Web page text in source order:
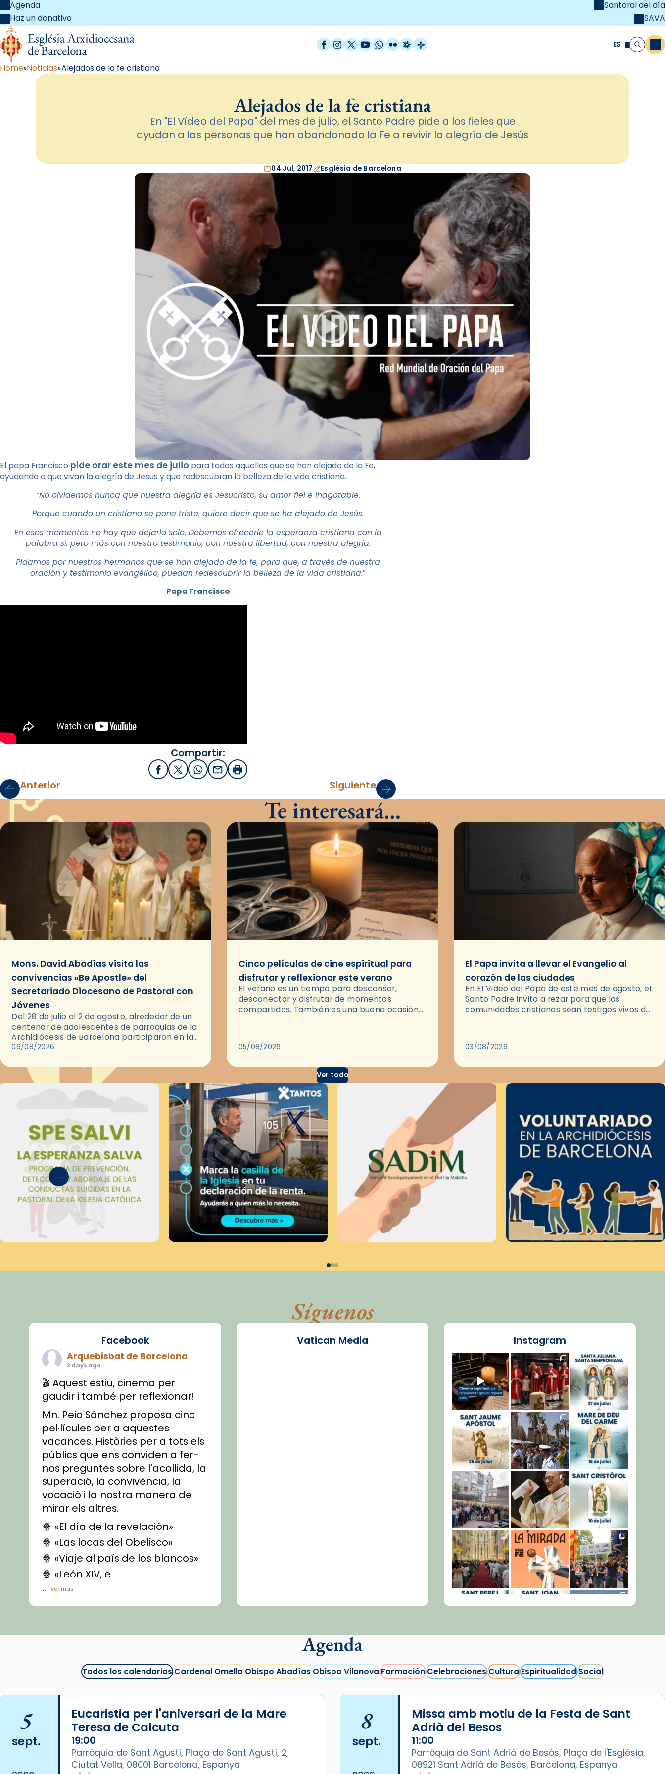
Agenda
Haz un donativo
Santoral del día
SAVA
Facebook
Instagram
X / Twitter
YouTube
WhatsApp
FlickrRadio Estel
Catalunya Cristiana ES Buscar
Home Noticias Alejados de la fe cristiana
Alejados de la fe cristiana
En "El Vídeo del Papa" del mes de julio, el Santo Padre pide a los fieles que
ayudan a las personas que han abandonado la Fe a revivir la alegría de Jesús
04 Jul, 2017 Església de Barcelona
El papa Francisco pide orar este mes de julio para todos aquellos que se han alejado de la Fe,
ayudando a que vivan la alegría de Jesus y que redescubran la belleza de la vida cristiana.
“No olvidemos nunca que nuestra alegría es Jesucristo, su amor fiel e inagotable.
Porque cuando un cristiano se pone triste, quiere decir que se ha alejado de Jesús.
En esos momentos no hay que dejarlo solo. Debemos ofrecerle la esperanza cristiana con la
palabra si, pero más con nuestro testimonio, con nuestra libertad, con nuestra alegría.
Pidamos por nuestros hermanos que se han alejado de la fe, para que, a través de nuestra
oración y testimonio evangélico, puedan redescubrir la belleza de la vida cristiana.”
Papa Francisco
Compartir:
FacebookX / Twitter
WhatsApp
EmailImprimir
Anterior Siguiente
Te interesará…
Mons. David Abadías visita las
convivencias «Be Apostle» del
Secretariado Diocesano de Pastoral con
Jóvenes
Del 28 de julio al 2 de agosto, alrededor de un
centenar de adolescentes de parroquias de la
Archidiócesis de Barcelona participaron en las
convivencias Be Apostle, organizadas por el
06/08/2026
Cinco películas de cine espiritual para
disfrutar y reflexionar este verano
El verano es un tiempo para descansar,
desconectar y disfrutar de momentos
compartidos. También es una buena ocasión
05/08/2026
El Papa invita a llevar el Evangelio al
corazón de las ciudades
En El Video del Papa de este mes de agosto, el
Santo Padre invita a rezar para que las
comunidades cristianas sean testigos vivos del
03/08/2026
Ver todo
Síguenos
Facebook
Arquebisbat de Barcelona
2 days ago
🎬 Aquest estiu, cinema per
gaudir i també per reflexionar!
Mn. Peio Sánchez proposa cinc
pel·lícules per a aquestes
vacances. Històries per a tots els
públics que ens conviden a fer-
nos preguntes sobre l'acollida, la
superació, la convivència, la
vocació i la nostra manera de
mirar els altres.
🍿 «El día de la revelación»
🍿 «Las locas del Obelisco»
🍿 «Viaje al país de los blancos»
🍿 «León XIV, e
...Ver más
Vídeo
La Carmina va patir depressió.
arribar el seu testimoni al papa
Lleó XIV.
Recupera l'entrevista
compVatican Newstican News 👇
Vatican Media Instagram
Cargar más...
Agenda
Todos los calendariosCardenal OmellaObispo AbadíasObispo VilanovaFormaciónCelebracionesCulturaEspiritualidadSocial
5
sept.
Eucaristia per l'aniversari de la Mare
Teresa de Calcuta
19:00
Parròquia de Sant Agustí, Plaça de Sant Agustí, 2,
Ciutat Vella, 08001 Barcelona, Espanya
8
sept.
Missa amb motiu de la Festa de Sant
Adrià del Besos
11:00
Parròquia de Sant Adrià de Besòs, Plaça de l'Església,
08921 Sant Adrià de Besòs, Barcelona, Espanya